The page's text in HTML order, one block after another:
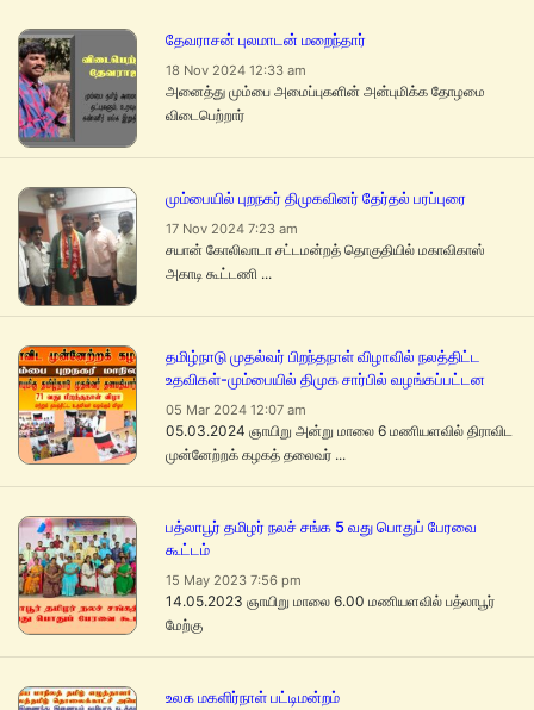
தேவராசன் புலமாடன் மறைந்தார்
18 Nov 2024 12:33 am
அனைத்து மும்பை அமைப்புகளின் அன்புமிக்க தோழமை
விடைபெற்றார்
மும்பையில் புறநகர் திமுகவினர் தேர்தல் பரப்புரை
17 Nov 2024 7:23 am
சயான் கோலிவாடா சட்டமன்றத் தொகுதியில் மகாவிகாஸ்
அகாடி கூட்டணி ...
தமிழ்நாடு முதல்வர் பிறந்தநாள் விழாவில் நலத்திட்ட
உதவிகள்-மும்பையில் திமுக சார்பில் வழங்கப்பட்டன
05 Mar 2024 12:07 am
05.03.2024 ஞாயிறு அன்று மாலை 6 மணியளவில் திராவிட
முன்னேற்றக் கழகத் தலைவர் ...
பத்லாபூர் தமிழர் நலச் சங்க 5 வது பொதுப் பேரவை
கூட்டம்
15 May 2023 7:56 pm
14.05.2023 ஞாயிறு மாலை 6.00 மணியளவில் பத்லாபூர்
மேற்கு
உலக மகளிர்நாள் பட்டிமன்றம்